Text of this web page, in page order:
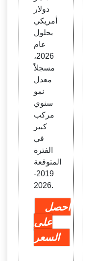
دولار
أمريكي
بحلول
عام
2026،
مسجلاً
معدل
نمو
سنوي
مركب
كبير
في
الفترة
المتوقعة
2019-
2026.
احصل
على
السعر